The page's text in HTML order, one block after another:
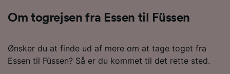
Om togrejsen fra Essen til Füssen
Ønsker du at finde ud af mere om at tage toget fra
Essen til Füssen? Så er du kommet til det rette sted.